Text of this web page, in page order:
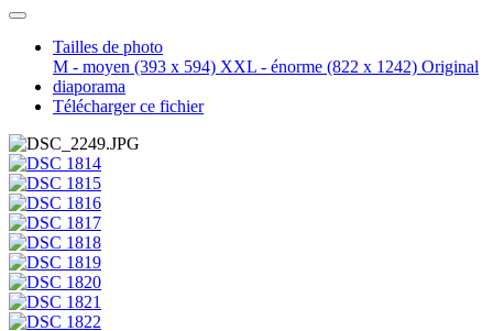
Tailles de photo
M - moyen (393 x 594) XXL - énorme (822 x 1242) Original
diaporama
Télécharger ce fichier